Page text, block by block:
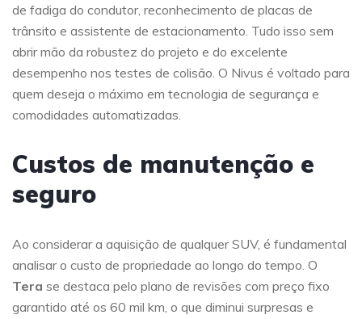
de fadiga do condutor, reconhecimento de placas de
trânsito e assistente de estacionamento. Tudo isso sem
abrir mão da robustez do projeto e do excelente
desempenho nos testes de colisão. O Nivus é voltado para
quem deseja o máximo em tecnologia de segurança e
comodidades automatizadas.
Custos de manutenção e
seguro
Ao considerar a aquisição de qualquer SUV, é fundamental
analisar o custo de propriedade ao longo do tempo. O
Tera se destaca pelo plano de revisões com preço fixo
garantido até os 60 mil km, o que diminui surpresas e